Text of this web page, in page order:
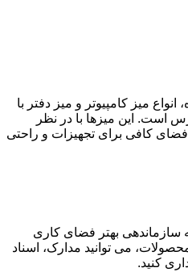
میز کامپیوتر و میز دفتر با
است. این میزها با در نظر
کافی برای تجهیزات و راحتی
سازماندهی بهتر فضای کاری
می توانید مدارک، اسناد
کنید.